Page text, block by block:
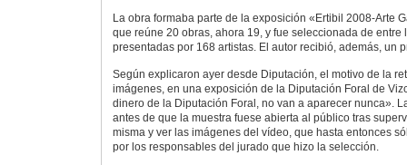
La obra formaba parte de la exposición «Ertibil 2008-Arte
que reúne 20 obras, ahora 19, y fue seleccionada de entre
presentadas por 168 artistas. El autor recibió, además, un
Según explicaron ayer desde Diputación, el motivo de la
imágenes, en una exposición de la Diputación Foral de
dinero de la Diputación Foral, no van a aparecer nunca».
antes de que la muestra fuese abierta al público tras
misma y ver las imágenes del vídeo, que hasta entonces
por los responsables del jurado que hizo la selección.